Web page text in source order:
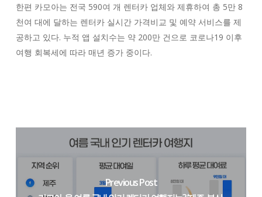
한편 카모아는 전국 590여 개 렌터카 업체와 제휴하여 총 5만 8
천여 대에 달하는 렌터카 실시간 가격비교 및 예약 서비스를 제
공하고 있다. 누적 앱 설치수는 약 200만 건으로 코로나19 이후
여행 회복세에 따라 매년 증가 중이다.
Previous Post